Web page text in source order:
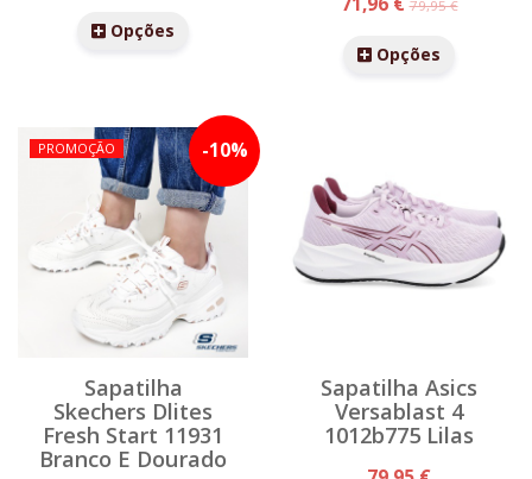
Opções
79,95 €
Opções
-10%
PROMOÇÃO
Sapatilha
Skechers Dlites
Fresh Start 11931
Branco E Dourado
Sapatilha Asics
Versablast 4
1012b775 Lilas